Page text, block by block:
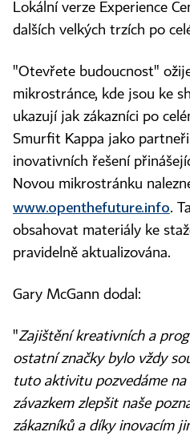
Lokální verze Experience
dalších velkých trzích po
"Otevřete budoucnost"
mikrostránce, kde jsou ke
ukazují jak zákazníci po
Smurfit Kappa jako
inovativních řešení
Novou mikrostránku
www.openthefuture.info.
obsahovat materiály ke
pravidelně aktualizována.
Gary McGann dodal:
"Zajištění kreativních a
ostatní značky bylo vždy
tuto aktivitu pozvedáme na
závazkem zlepšit naše
zákazníků a díky inovacím